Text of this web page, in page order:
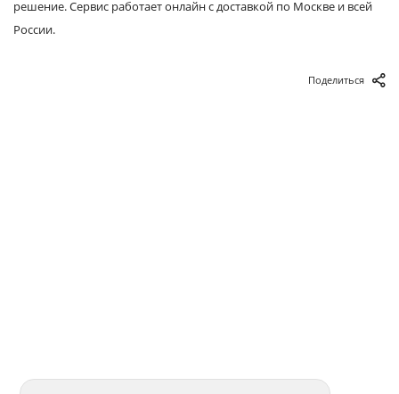
решение. Сервис работает онлайн с доставкой по Москве и всей
России.
Поделиться